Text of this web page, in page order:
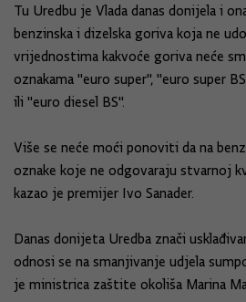
Tu Uredbu je Vlada danas donijela i
benzinska i dizelska goriva koja ne
vrijednostima kakvoće goriva neće
oznakama "euro super", "euro super
ili "euro diesel BS".
Više se neće moći ponoviti da na
oznake koje ne odgovaraju stvarnoj
kazao je premijer Ivo Sanader.
Danas donijeta Uredba znači
odnosi se na smanjivanje udjela
je ministrica zaštite okoliša Marina